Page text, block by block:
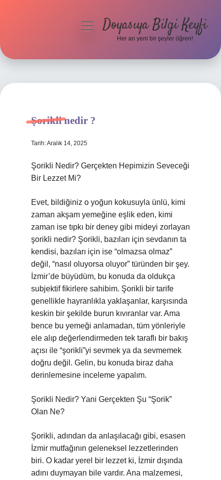
Hakkımızda
menüyüDoyasıya Bilgi Keyfi
Her an yeni bir şeyler öğren!
Şorikli nedir ?
Tarih: Aralık 14, 2025
Şorikli Nedir? Gerçekten Hepimizin Seveceği
Bir Lezzet Mi?
Evet, bildiğiniz o yoğun kokusuyla ünlü, kimi
zaman akşam yemeğine eşlik eden, kimi
zaman ise tıpkı bir deney gibi mideyi zorlayan
şorikli nedir? Şorikli, bazıları için sevdanın ta
kendisi, bazıları için ise “olmazsa olmaz”
değil, “nasıl oluyorsa oluyor” türünden bir şey.
İzmir’de büyüdüm, bu konuda da oldukça
subjektif fikirlere sahibim. Şorikli bir tarife
genellikle hayranlıkla yaklaşanlar, karşısında
keskin bir şekilde burun kıvıranlar var. Ama
bence bu yemeği anlamadan, tüm yönleriyle
ele alıp değerlendirmeden tek taraflı bir bakış
açısı ile “şorikli”yi sevmek ya da sevmemek
doğru değil. Gelin, bu konuda biraz daha
derinlemesine inceleme yapalım.
Şorikli Nedir? Yani Gerçekten Şu “Şorik”
Olan Ne?
Şorikli, adından da anlaşılacağı gibi, esasen
İzmir mutfağının geleneksel lezzetlerinden
biri. O kadar yerel bir lezzet ki, İzmir dışında
adını duymayan bile vardır. Ana malzemesi,